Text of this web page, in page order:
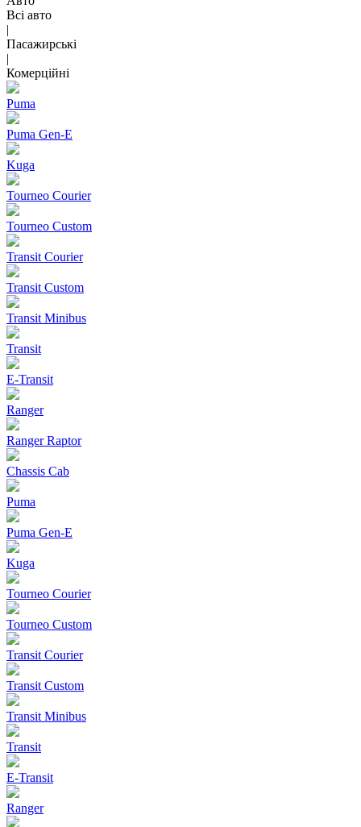
Всі авто
|
Пасажирські
|
Комерційні
Puma
Puma Gen‑E
Kuga
Tourneo Courier
Tourneo Custom
Transit Courier
Transit Custom
Transit Minibus
Transit
E-Transit
Ranger
Ranger Raptor
Chassis Cab
Puma
Puma Gen‑E
Kuga
Tourneo Courier
Tourneo Custom
Transit Courier
Transit Custom
Transit Minibus
Transit
E-Transit
Ranger